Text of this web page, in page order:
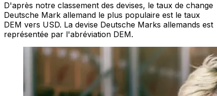
D'après notre classement des devises, le taux de change
Deutsche Mark allemand le plus populaire est le taux
DEM vers USD. La devise Deutsche Marks allemands est
représentée par l'abréviation DEM.